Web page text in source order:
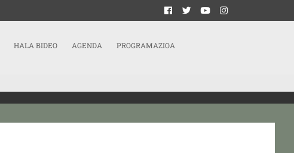
HALA BIDEO AGENDA PROGRAMAZIOA